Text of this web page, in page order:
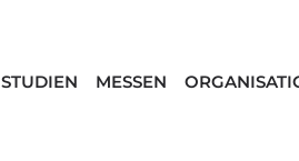
STUDIEN MESSEN